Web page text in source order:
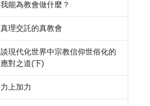
我能為教會做什麼？
真理交託的真教會
談現代化世界中宗教信仰世俗化的
應對之道(下)
力上加力